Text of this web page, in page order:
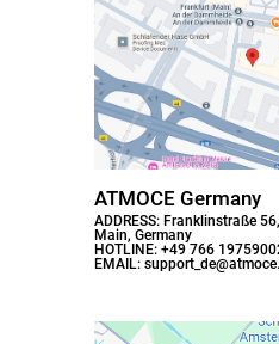
Acessórios
ATMOCE Germany
ADDRESS: Franklinstraße
Main, Germany
HOTLINE: +49 766
EMAIL: